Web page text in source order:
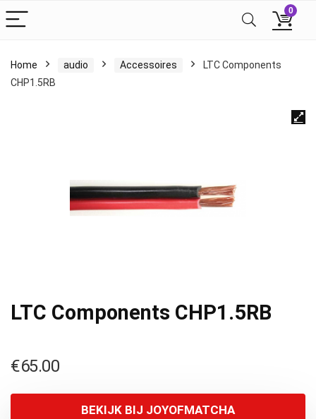
0
Home audio Accessoires
LTC Components
CHP1.5RB
LTC Components CHP1.5RB
€65.00
BEKIJK BIJ JOYOFMATCHA